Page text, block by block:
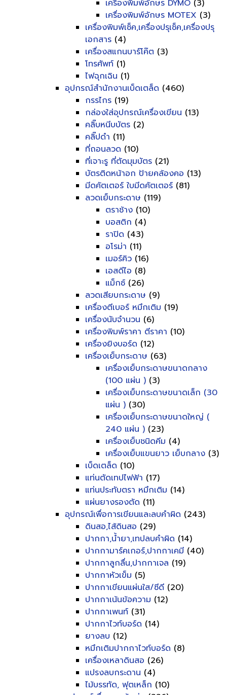
เครื่องพิมพ์อักษร DYMO (3)
เครื่องพิมพ์อักษร MOTEX (3)
เครื่องพิมพ์เช็ค,เครื่องปรุเช็ค,เครื่องปรุ
เอกสาร (4)
เครื่องสแกนบาร์โค๊ต (3)
โทรศัพท์ (1)
ไฟฉุกเฉิน (1)
อุปกรณ์สำนักงานเบ็ดเตล็ด (460)
กรรไกร (19)
กล่องใส่อุปกรณ์เครื่องเขียน (13)
คลิ๊บหนีบบัตร (2)
คลิ๊ปดำ (11)
ที่ถอนลวด (10)
ที่เจาะรู ที่ตัดมุมบัตร (21)
บัตรติดหน้าอก ป้ายคล้องคอ (13)
มีดคัตเตอร์ ใบมีดคัตเตอร์ (81)
ลวดเย็บกระดาษ (119)
ตราช้าง (10)
บอสติก (4)
ราปิด (43)
อโรม่า (11)
เมอร์คิว (16)
เอสดีไอ (8)
แม็กซ์ (26)
ลวดเสียบกระดาษ (9)
เครื่องตีเบอร์ หมึกเติม (19)
เครื่องนับจำนวน (6)
เครื่องพิมพ์ราคา ตีราคา (10)
เครื่องยิงบอร์ด (12)
เครื่องเย็บกระดาษ (63)
เครื่องเย็บกระดาษขนาดกลาง
(100 แผ่น ) (3)
เครื่องเย็บกระดาษขนาดเล็ก (30
แผ่น ) (30)
เครื่องเย็บกระดาษขนาดใหญ่ (
240 แผ่น ) (23)
เครื่องเย็บชนิดคีม (4)
เครื่องเย็บแขนยาว เย็บกลาง (3)
เบ็ดเตล็ด (10)
แท่นตัดเทปไฟฟ้า (17)
แท่นประทับตรา หมึกเติม (14)
แผ่นยางรองตัด (11)
อุปกรณ์เพื่อการเขียนและลบคำผิด (243)
ดินสอ,ไส้ดินสอ (29)
ปากกา,น้ำยา,เทปลบคำผิด (14)
ปากกามาร์คเกอร์,ปากกาเคมี (40)
ปากกาลูกลื่น,ปากกาเจล (19)
ปากกาหัวเข็ม (5)
ปากกาเขียนแผ่นใส/ซีดี (20)
ปากกาเน้นข้อความ (12)
ปากกาเพนท์ (31)
ปากกาไวท์บอร์ด (14)
ยางลบ (12)
หมึกเติมปากกาไวท์บอร์ด (8)
เครื่องเหลาดินสอ (26)
แปรงลบกระดาน (4)
ไม้บรรทัด, ฟุตเหล็ก (10)